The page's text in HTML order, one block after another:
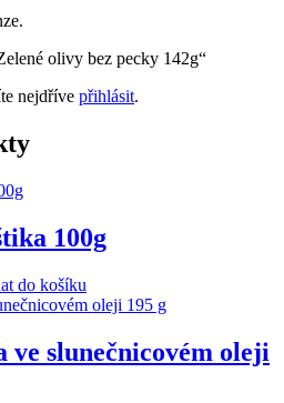
olivy bez pecky 142g“
nejdříve přihlásit.
100g
do košíku
ve slunečnicovém oleji